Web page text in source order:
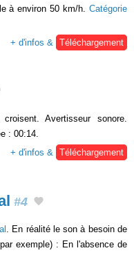
à environ 50 km/h. Catégorie
+ d'infos &
Téléchargement
Avertisseur sonore.
: 00:14.
+ d'infos & Téléchargement
#4
. En réalité le son à besoin de
exemple) : En l'absence de